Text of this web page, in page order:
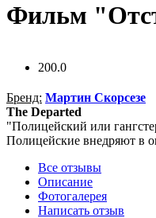
Фильм
200.0
Бренд: Мартин Скорсезе
The Departed
"Полицейский или
Полицейские внедряют в
Все отзывы
Описание
Фотогалерея
Написать отзыв